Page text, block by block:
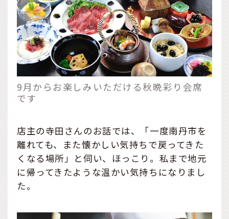
9月からお楽しみいただける秋晩彩り会席
です
店主の寺田さんのお話では、「一度南丹市を
離れても、また懐かしい気持ちで戻ってきた
くなる場所」と伺い、ほっこり。私まで地元
に帰ってきたような温かい気持ちになりまし
た。